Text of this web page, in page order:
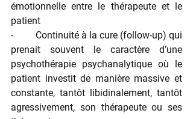
émotionnelle entre le thérapeute et le
patient
-         Continuité à la cure (follow-up) qui
prenait souvent le caractère d’une
psychothérapie psychanalytique où le
patient investit de manière massive et
constante, tantôt libidinalement, tantôt
agressivement, son thérapeute ou ses